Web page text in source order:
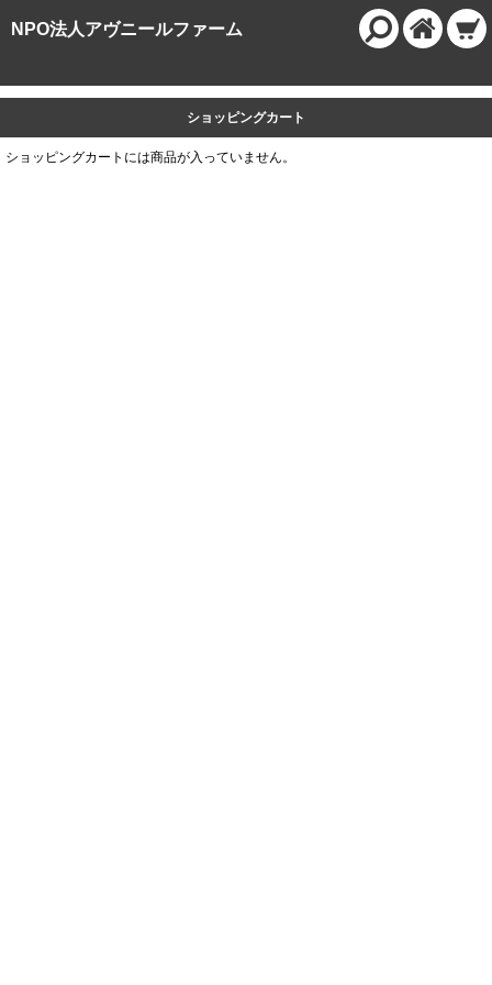
NPO法人アヴニールファーム
ショッピングカート
ショッピングカートには商品が入っていません。